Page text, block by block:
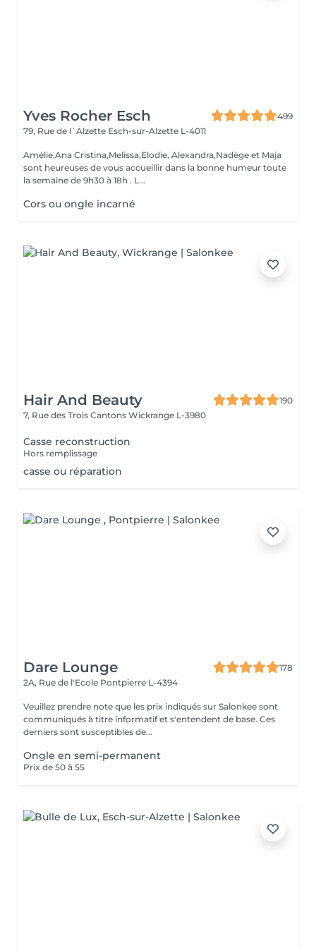
Yves Rocher Esch
499
79, Rue de l`Alzette Esch-sur-Alzette L-4011
Amélie,Ana Cristina,Melissa,Elodie, Alexandra,Nadège et Maja
sont heureuses de vous accueillir dans la bonne humeur toute
la semaine de 9h30 à 18h . L...
Cors ou ongle incarné
Hair And Beauty
190
7, Rue des Trois Cantons Wickrange L-3980
Casse reconstruction
Hors remplissage
casse ou réparation
Dare Lounge
178
2A, Rue de l'Ecole Pontpierre L-4394
Veuillez prendre note que les prix indiqués sur Salonkee sont
communiqués à titre informatif et s'entendent de base. Ces
derniers sont susceptibles de...
Ongle en semi-permanent
Prix de 50 à 55